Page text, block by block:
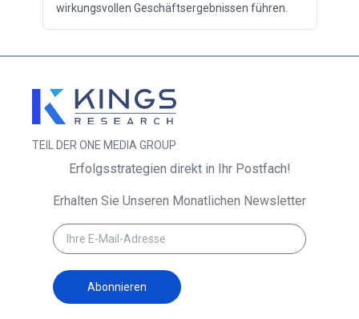
wirkungsvollen Geschäftsergebnissen führen.
TEIL DER ONE MEDIA GROUP
Erfolgsstrategien direkt in Ihr Postfach!
Erhalten Sie Unseren Monatlichen Newsletter
Abonnieren